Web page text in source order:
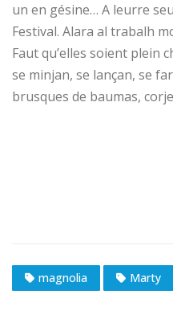
un en gésine… A leurre
Festival. Alara al trabalh
Faut qu’elles soient plein
se minjan, se lançan, se
brusques de baumas,
magnolia Marty